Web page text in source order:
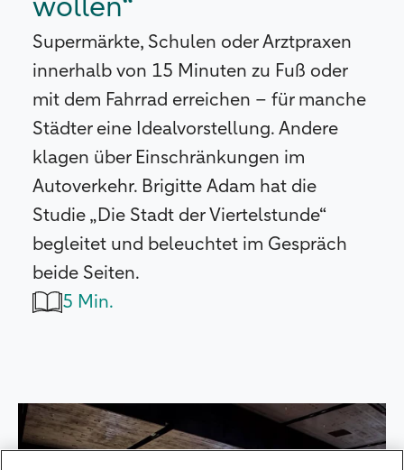
wollen“
Supermärkte, Schulen oder Arztpraxen
innerhalb von 15 Minuten zu Fuß oder
mit dem Fahrrad erreichen – für manche
Städter eine Idealvorstellung. Andere
klagen über Einschränkungen im
Autoverkehr. Brigitte Adam hat die
Studie „Die Stadt der Viertelstunde“
begleitet und beleuchtet im Gespräch
beide Seiten.
5 Min.